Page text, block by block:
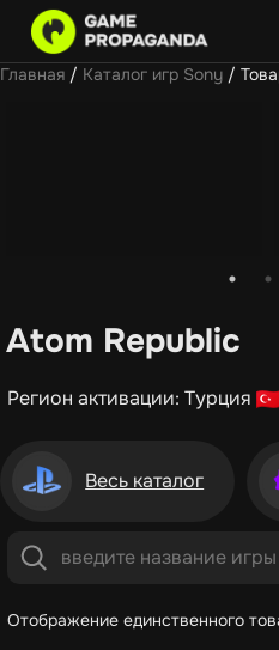
Главная / Каталог игр Sony /
Atom Republic
Регион активации: Турция
Весь каталог
Отображение единственного